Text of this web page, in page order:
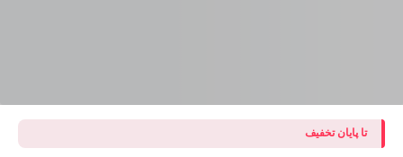
تا پایان تخفیف